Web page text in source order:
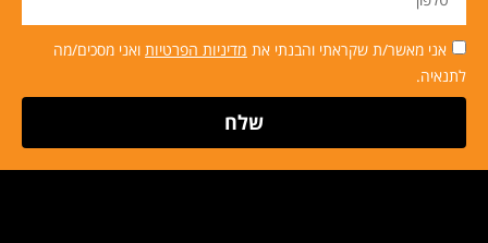
אני מאשר/ת שקראתי והבנתי את מדיניות הפרטיות ואני מסכים/מה
לתנאיה.
שלח